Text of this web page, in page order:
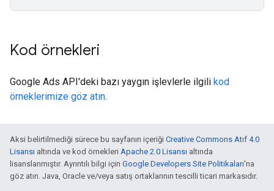
Kod örnekleri
Google Ads API'deki bazı yaygın işlevlerle ilgili kod
örneklerimize göz atın.
Aksi belirtilmediği sürece bu sayfanın içeriği Creative Commons Atıf 4.0
Lisansı altında ve kod örnekleri Apache 2.0 Lisansı altında
lisanslanmıştır. Ayrıntılı bilgi için Google Developers Site Politikaları'na
göz atın. Java, Oracle ve/veya satış ortaklarının tescilli ticari markasıdır.